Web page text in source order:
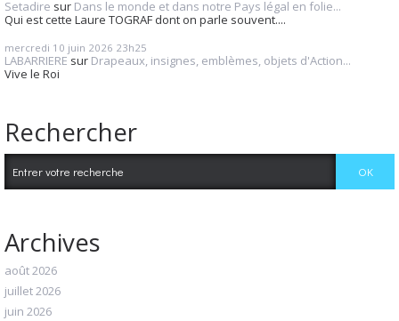
Setadire sur Dans le monde et dans notre Pays légal en folie...
Qui est cette Laure TOGRAF dont on parle souvent....
mercredi 10 juin 2026 23h25
LABARRIERE sur Drapeaux, insignes, emblèmes, objets d'Action...
Vive le Roi
Rechercher
Archives
août 2026
juillet 2026
juin 2026